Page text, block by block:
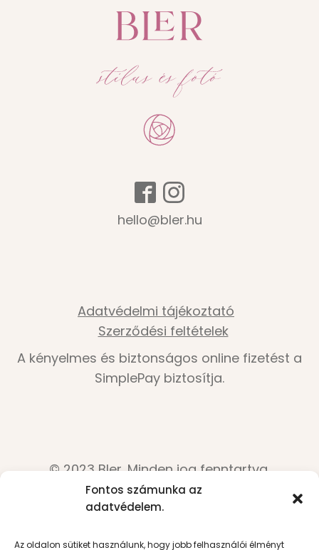
Fontos számunka az
adatvédelem.
Az oldalon sütiket használunk, hogy jobb felhasználói élményt
hello@bler.hu
Adatvédelmi tájékoztató
Szerződési feltételek
A kényelmes és biztonságos online fizetést a
SimplePay biztosítja.
© 2023 Bler. Minden jog fenntartva.